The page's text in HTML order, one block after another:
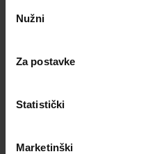
pristanka
Nužni
Za postavke
Statistički
Marketinški